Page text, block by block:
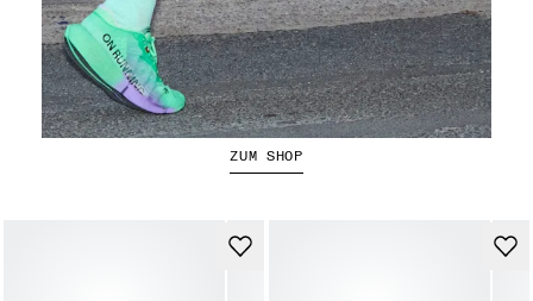
Der Cloudboom Strike 2
ZUM SHOP